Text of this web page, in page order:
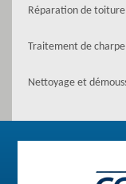
Réparation de
Traitement de
Nettoyage et